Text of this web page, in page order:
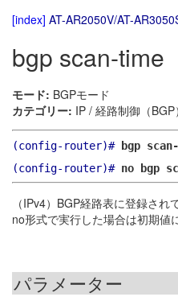
[index] AT-AR2050V/AT-
bgp scan-time
モード: BGPモード
カテゴリー: IP / 経路制御（BGP）
(config-router)# bgp
(config-router)# no bgp
（IPv4）BGP経路表に登録さ
no形式で実行した場合は初期値
パラメーター